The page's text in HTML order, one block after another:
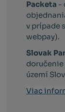
Packeta -
v prípade
webpay).
Slovak
území
Viac